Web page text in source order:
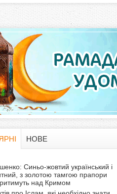
П
о
к
о
в
а
ф
НОВЕ
Синьо-жовтий український і
з золотою тамгою прапори
над Кримом